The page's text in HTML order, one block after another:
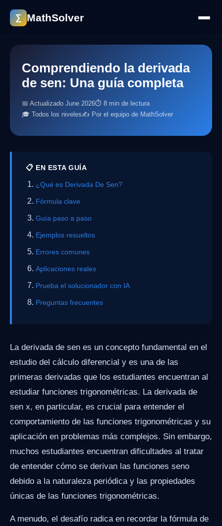
∑ MathSolver
Comprendiendo la derivada
de sen: Una guía completa
📅 Actualizado June 2026⏱ 8 min de lectura
🎓 Todos los niveles✍️ Por el equipo de MathSolver
📋 EN ESTA GUÍA
¿Qué es Derivada De Sen?
Fórmula clave
Guía paso a paso
Ejemplos resueltos
Errores comunes
Aplicaciones reales
Prueba el solucionador con IA
Preguntas frecuentes
La derivada de sen es un concepto fundamental en el
estudio del cálculo diferencial y es una de las
primeras derivadas que los estudiantes encuentran al
estudiar funciones trigonométricas. La derivada de
sen x, en particular, es crucial para entender el
comportamiento de las funciones trigonométricas y su
aplicación en problemas más complejos. Sin embargo,
muchos estudiantes encuentran dificultades al tratar
de entender cómo se derivan las funciones seno
debido a la naturaleza periódica y las propiedades
únicas de las funciones trigonométricas.
A menudo, el desafío radica en recordar la fórmula de